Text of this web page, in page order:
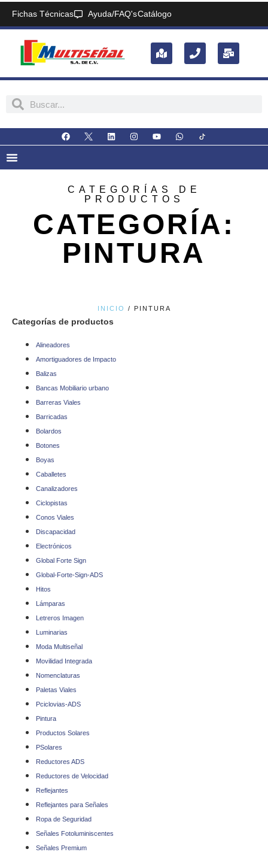
Fichas Técnicas Ayuda/FAQ'sCatálogo
CATEGORÍAS DE
PRODUCTOS
CATEGORÍA:
PINTURA
INICIO / PINTURA
Categorías de productos
Alineadores
Amortiguadores de Impacto
Balizas
Bancas Mobiliario urbano
Barreras Viales
Barricadas
Bolardos
Botones
Boyas
Caballetes
Canalizadores
Ciclopistas
Conos Viales
Discapacidad
Electrónicos
Global Forte Sign
Global-Forte-Sign-ADS
Hitos
Lámparas
Letreros Imagen
Luminarias
Moda Multiseñal
Movilidad Integrada
Nomenclaturas
Paletas Viales
Pciclovias-ADS
Pintura
Productos Solares
PSolares
Reductores ADS
Reductores de Velocidad
Reflejantes
Reflejantes para Señales
Ropa de Seguridad
Señales Fotoluminiscentes
Señales Premium